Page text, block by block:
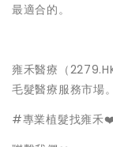
最適合的。
雍禾醫療（
毛髮醫療服務市場。
#專業植髮找雍禾